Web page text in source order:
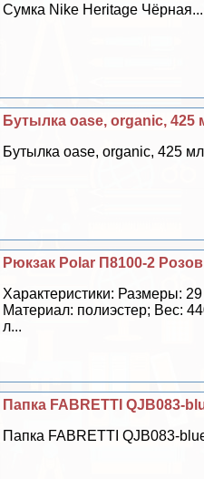
Сумка Nike Heritage Чёрная...
Бутылка oase, organic, 425
Бутылка oase, organic, 425
Рюкзак Polar П8100-2
Хаpaктеристики: Размеры:
Материал: полиэстер; Вес:
л...
Папка FABRETTI QJB083-
Папка FABRETTI QJB083-